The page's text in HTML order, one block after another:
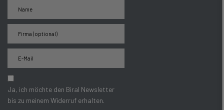
Ja, ich möchte den Biral Newsletter
bis zu meinem Widerruf erhalten.